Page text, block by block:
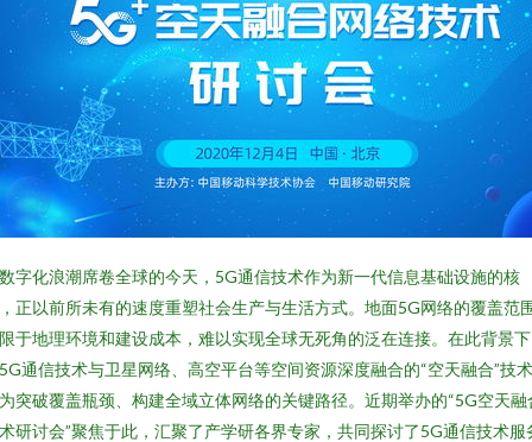
字化浪潮席卷全球的今天，5G通信技术作为新一代信息基础设施的核
正以前所未有的速度重塑社会生产与生活方式。地面5G网络的覆盖范
于地理环境和建设成本，难以实现全球无死角的泛在连接。在此背景
通信技术与卫星网络、高空平台等空间资源深度融合的“空天融合”技
突破覆盖瓶颈、构建全域立体网络的关键路径。近期举办的“5G空天融
研讨会”聚焦于此，汇聚了产学研各界专家，共同探讨了5G通信技术服